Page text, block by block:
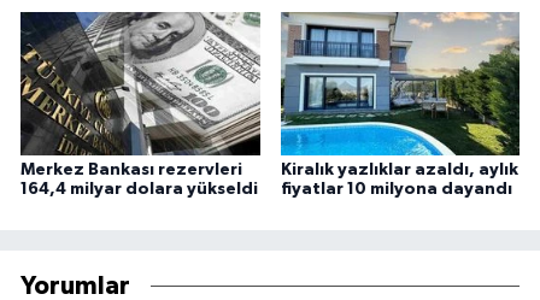
Merkez Bankası rezervleri
164,4 milyar dolara yükseldi
Kiralık yazlıklar azaldı, aylık
fiyatlar 10 milyona dayandı
Yorumlar